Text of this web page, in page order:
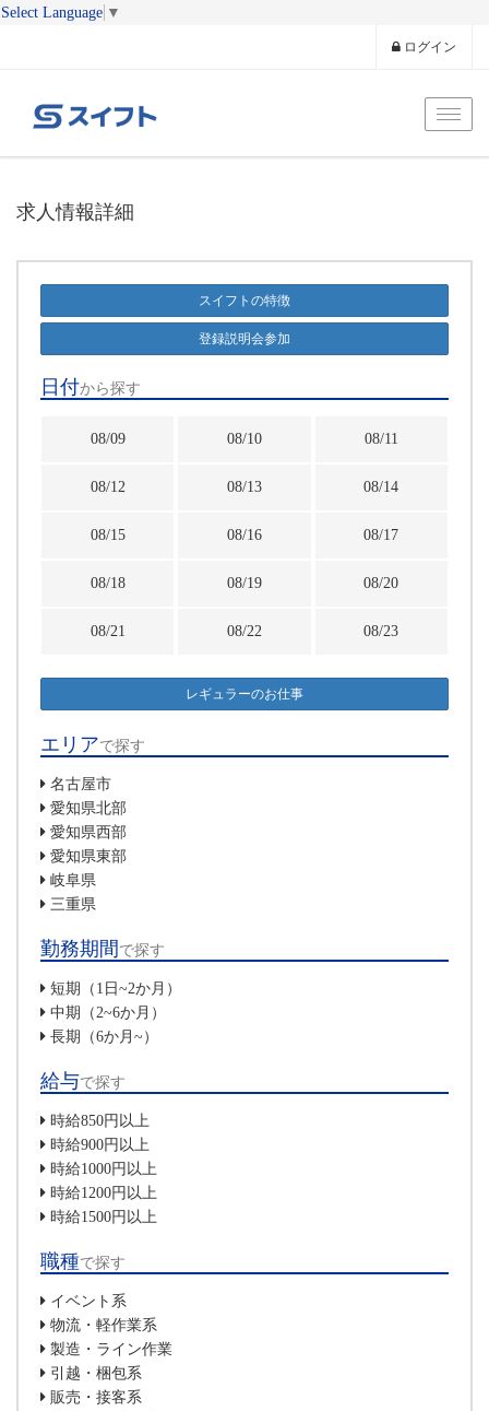
Select Language ▼
ログイン
求人情報詳細
スイフトの特徴
登録説明会参加
日付から探す
08/09 08/10 08/11
08/12 08/13 08/14
08/15 08/16 08/17
08/18 08/19 08/20
08/21 08/22 08/23
レギュラーのお仕事
エリアで探す
名古屋市
愛知県北部
愛知県西部
愛知県東部
岐阜県
三重県
勤務期間で探す
短期（1日~2か月）
中期（2~6か月）
長期（6か月~）
給与で探す
時給850円以上
時給900円以上
時給1000円以上
時給1200円以上
時給1500円以上
職種で探す
イベント系
物流・軽作業系
製造・ライン作業
引越・梱包系
販売・接客系